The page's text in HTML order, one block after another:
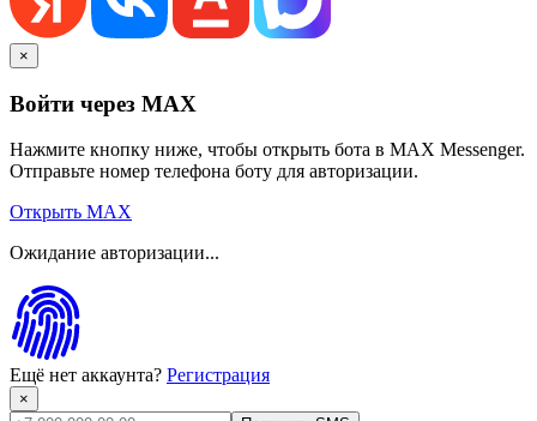
×
Войти через MAX
Нажмите кнопку ниже, чтобы открыть бота в MAX Messenger.
Отправьте номер телефона боту для авторизации.
Открыть MAX
Ожидание авторизации...
Ещё нет аккаунта? Регистрация
×